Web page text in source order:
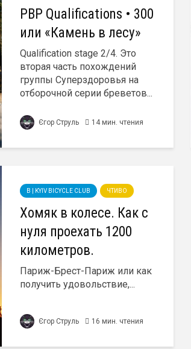
PBP Qualifications • 300
или «Камень в лесу»
Qualification stage 2/4. Это
вторая часть похождений
группы Суперздоровья на
отборочной серии бреветов...
Єгор Струль 14 мин. чтения
B | KYIV BICYCLE CLUB ЧТИВО
Хомяк в колесе. Как с
нуля проехать 1200
километров.
Париж-Брест-Париж или как
получить удовольствие,...
Єгор Струль 16 мин. чтения